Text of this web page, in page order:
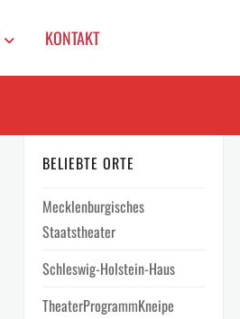
KONTAKT
BELIEBTE ORTE
Mecklenburgisches
Staatstheater
Schleswig-Holstein-Haus
TheaterProgrammKneipe